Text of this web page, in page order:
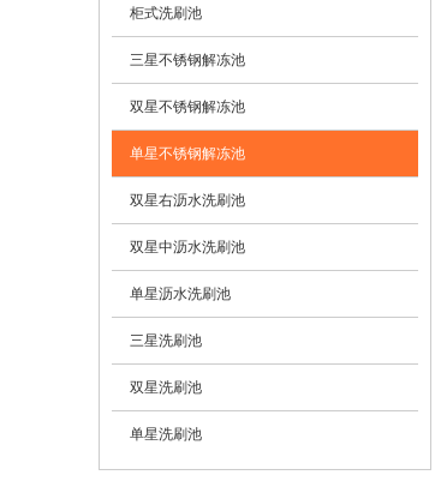
柜式洗刷池
三星不锈钢解冻池
双星不锈钢解冻池
单星不锈钢解冻池
双星右沥水洗刷池
双星中沥水洗刷池
单星沥水洗刷池
三星洗刷池
双星洗刷池
单星洗刷池